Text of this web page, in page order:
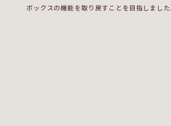
ボックスの機能を取り戻すことを目指しました